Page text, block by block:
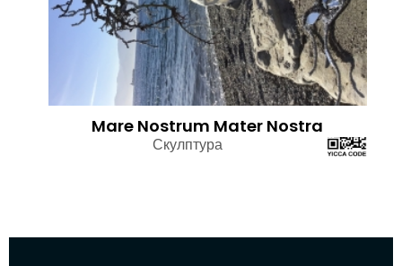
Mare Nostrum Mater Nostra
Скулптура